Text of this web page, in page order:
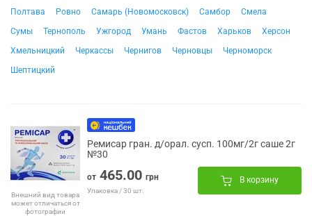
Полтава
Ровно Самарь (Новомосковск) Самбор
Смела
Сумы
Тернополь Ужгород Умань Фастов Харьков
Херсон
Хмельницкий
Черкассы Чернигов Черновцы
Черноморск
Шептицкий
Внешний вид товара
может отличаться от
фотографии
Ремисар гран. д/орал. сусп. 100мг/2г саше 2г
№30
от 465.00 грн
Упаковка / 30 шт.
В корзину